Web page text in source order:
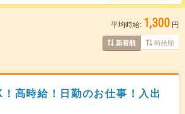
平均時給: 1,300 円
新着順 時給順
高時給！日勤のお仕事！入出